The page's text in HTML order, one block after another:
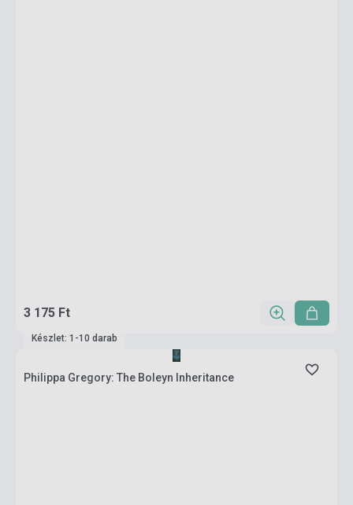
3 175 Ft
Készlet: 1-10 darab
Philippa Gregory: The Boleyn Inheritance